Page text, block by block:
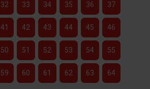
32 33 34 35 36 37
41 42 43 44 45 46
50 51 52 53 54 55
59 60 61 62 63 64